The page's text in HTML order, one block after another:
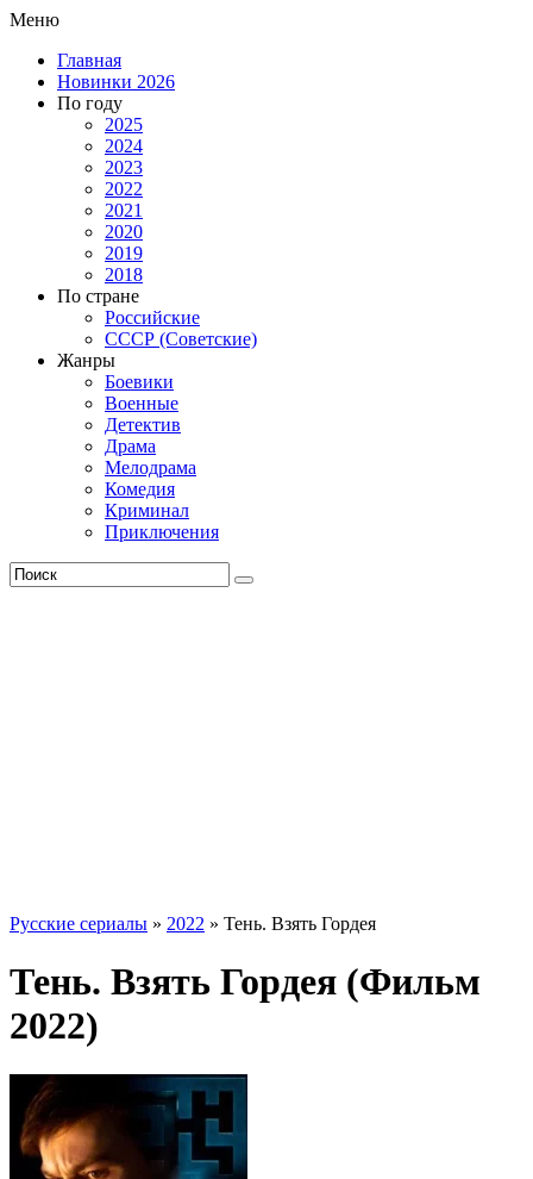
Меню
Главная
Новинки 2026
По году
2025
2024
2023
2022
2021
2020
2019
2018
По стране
Российские
СССР (Советские)
Жанры
Боевики
Военные
Детектив
Драма
Мелодрама
Комедия
Криминал
Приключения
Русские сериалы » 2022 » Тень. Взять Гордея
Тень. Взять Гордея (Фильм
2022)